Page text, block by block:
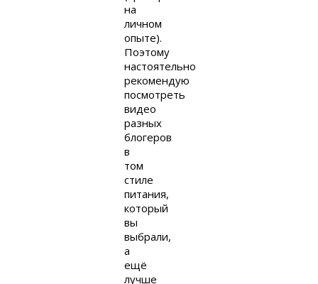
на
личном
опыте).
Поэтому
настоятельно
рекомендую
посмотреть
видео
разных
блогеров
в
том
стиле
питания,
который
вы
выбрали,
а
ещё
лучше